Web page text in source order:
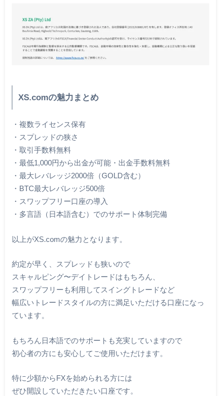
XS.comの魅力まとめ
・複数ライセンス保有
・スプレッドの狭さ
・取引手数料無料
・最低1,000円から出金が可能・出金手数料無料
・最大レバレッジ2000倍（GOLD含む）
・BTC最大レバレッジ500倍
・スワップフリー口座の導入
・多言語（日本語含む）でのサポート体制完備
以上がXS.comの魅力となります。
約定が早く、スプレッドも狭いので
スキャルピング〜デイトレードはもちろん、
スワップフリーも利用してスイングトレードなど
幅広いトレードスタイルの方に満足いただける口座になっ
ています。
もちろん日本語でのサポートも充実していますので
初心者の方にも安心してご使用いただけます。
特に少額からFXを始められる方には
ぜひ開設していただきたい口座です。